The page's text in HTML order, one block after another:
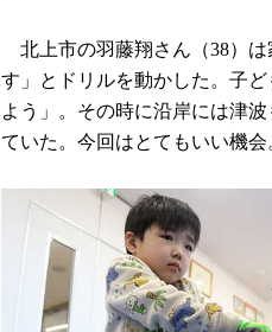
北上市の羽藤翔さん（38）は
す」とドリルを動かした。子
よう」。その時に沿岸には津
ていた。今回はとてもいい機